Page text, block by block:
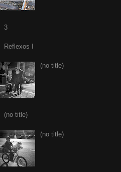
3
Reflexos I
(no title)
(no title)
(no title)